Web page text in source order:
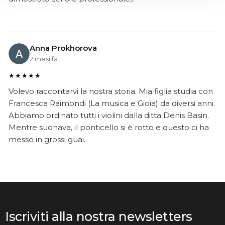
Anna Prokhorova
2 mesi fa
★★★★★
Volevo raccontarvi la nostra storia. Mia figlia studia con
Francesca Raimondi (La musica e Gioia) da diversi anni.
Abbiamo ordinato tutti i violini dalla ditta Denis Basin.
Mentre suonava, il ponticello si è rotto e questo ci ha
messo in grossi guai..
Iscriviti alla nostra newsletters